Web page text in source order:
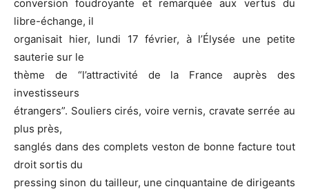
conversion foudroyante et remarquée aux vertus du
libre-échange, il
organisait hier, lundi 17 février, à l’Élysée une petite
sauterie sur le
thème de “l’attractivité de la France auprès des
investisseurs
étrangers”. Souliers cirés, voire vernis, cravate serrée au
plus près,
sanglés dans des complets veston de bonne facture tout
droit sortis du
pressing sinon du tailleur, une cinquantaine de dirigeants